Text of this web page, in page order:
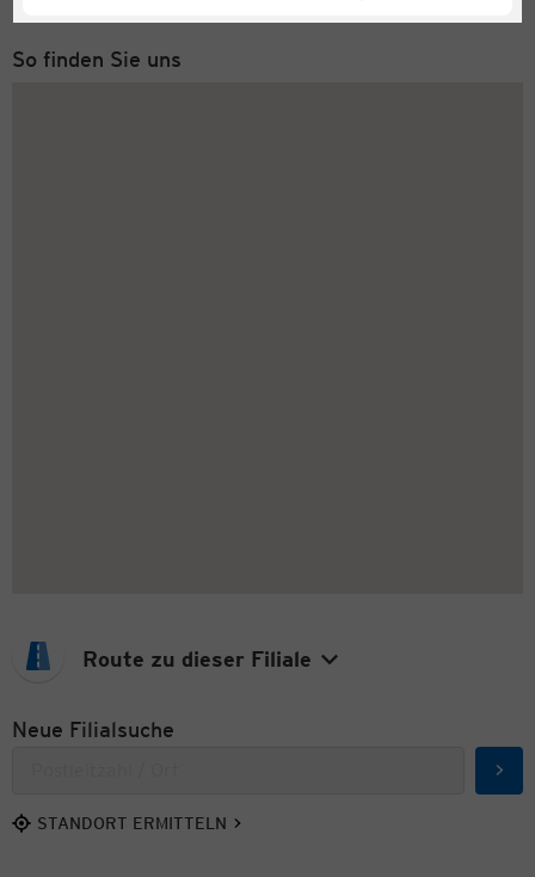
So finden Sie uns
Route zu dieser Filiale
Neue Filialsuche
STANDORT ERMITTELN